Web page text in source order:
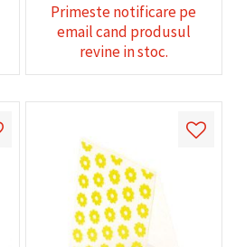
Primeste notificare pe
email cand produsul
revine in stoc.